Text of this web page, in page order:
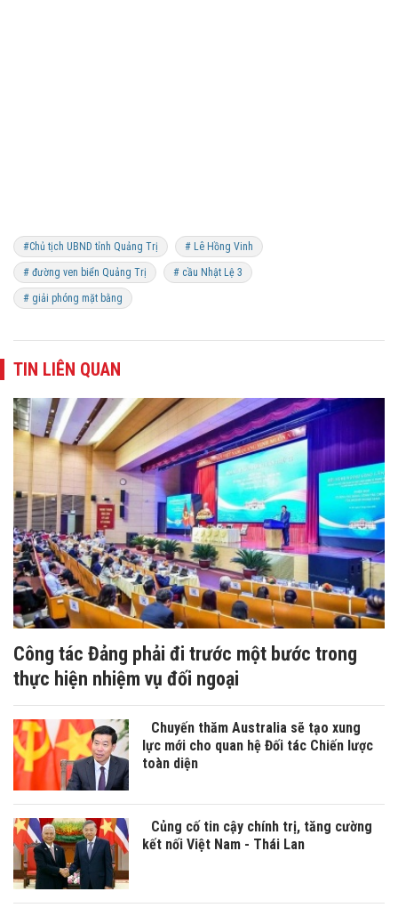
#Chủ tịch UBND tỉnh Quảng Trị # Lê Hồng Vinh
# đường ven biển Quảng Trị # cầu Nhật Lệ 3
# giải phóng mặt bằng
TIN LIÊN QUAN
Công tác Đảng phải đi trước một bước trong
thực hiện nhiệm vụ đối ngoại
Chuyến thăm Australia sẽ tạo xung
lực mới cho quan hệ Đối tác Chiến lược
toàn diện
Củng cố tin cậy chính trị, tăng cường
kết nối Việt Nam - Thái Lan